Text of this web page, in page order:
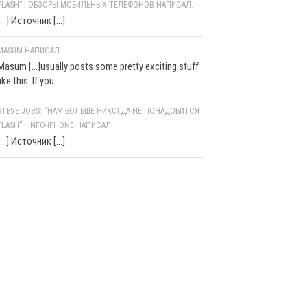
| ОБЗОРЫ МОБИЛЬНЫХ ТЕЛЕФОНОВ НАПИСАЛ:
Источник […]
НАПИСАЛ:
[...]usually posts some pretty exciting stuff
this. If you...
JOBS: “НАМ БОЛЬШЕ НИКОГДА НЕ ПОНАДОБИТСЯ
| INFO-IPHONE НАПИСАЛ:
Источник […]